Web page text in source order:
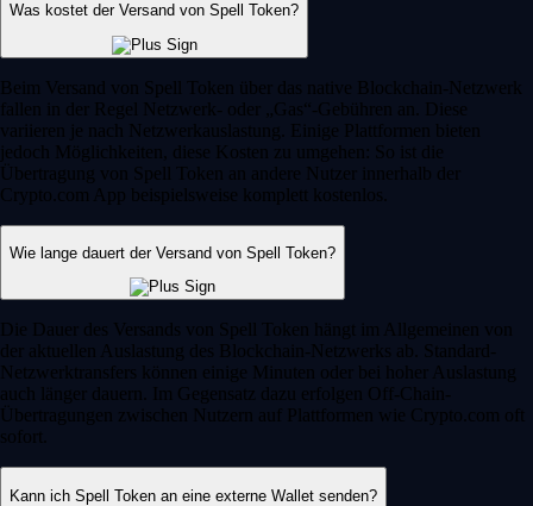
Was kostet der Versand von Spell Token?
Beim Versand von Spell Token über das native Blockchain-Netzwerk
fallen in der Regel Netzwerk- oder „Gas“-Gebühren an. Diese
variieren je nach Netzwerkauslastung. Einige Plattformen bieten
jedoch Möglichkeiten, diese Kosten zu umgehen: So ist die
Übertragung von Spell Token an andere Nutzer innerhalb der
Crypto.com App beispielsweise komplett kostenlos.
Wie lange dauert der Versand von Spell Token?
Die Dauer des Versands von Spell Token hängt im Allgemeinen von
der aktuellen Auslastung des Blockchain-Netzwerks ab. Standard-
Netzwerktransfers können einige Minuten oder bei hoher Auslastung
auch länger dauern. Im Gegensatz dazu erfolgen Off-Chain-
Übertragungen zwischen Nutzern auf Plattformen wie Crypto.com oft
sofort.
Kann ich Spell Token an eine externe Wallet senden?